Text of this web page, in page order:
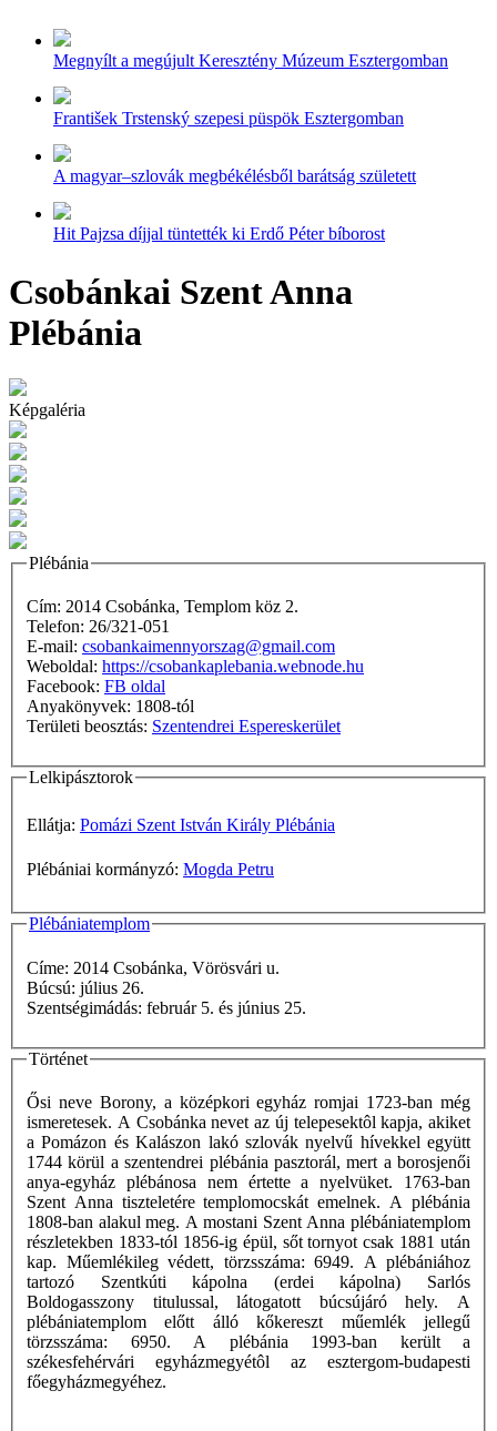
Megnyílt a megújult Keresztény Múzeum Esztergomban
František Trstenský szepesi püspök Esztergomban
A magyar–szlovák megbékélésből barátság született
Hit Pajzsa díjjal tüntették ki Erdő Péter bíborost
Csobánkai Szent Anna
Plébánia
Képgaléria
Plébánia
Cím: 2014 Csobánka, Templom köz 2.
Telefon: 26/321-051
E-mail: csobankaimennyorszag@gmail.com
Weboldal: https://csobankaplebania.webnode.hu
Facebook: FB oldal
Anyakönyvek: 1808-tól
Területi beosztás: Szentendrei Espereskerület
Lelkipásztorok
Ellátja: Pomázi Szent István Király Plébánia
Plébániai kormányzó: Mogda Petru
Plébániatemplom
Címe: 2014 Csobánka, Vörösvári u.
Búcsú: július 26.
Szentségimádás: február 5. és június 25.
Történet
Ősi neve Borony, a középkori egyház romjai 1723-ban még
ismeretesek. A Csobánka nevet az új telepesektôl kapja, akiket
a Pomázon és Kalászon lakó szlovák nyelvű hívekkel együtt
1744 körül a szentendrei plébánia pasztorál, mert a borosjenői
anya-egyház plébánosa nem értette a nyelvüket. 1763-ban
Szent Anna tiszteletére templomocskát emelnek. A plébánia
1808-ban alakul meg. A mostani Szent Anna plébániatemplom
részletekben 1833-tól 1856-ig épül, sőt tornyot csak 1881 után
kap. Műemlékileg védett, törzsszáma: 6949. A plébániához
tartozó Szentkúti kápolna (erdei kápolna) Sarlós
Boldogasszony titulussal, látogatott búcsújáró hely. A
plébániatemplom előtt álló kőkereszt műemlék jellegű
törzsszáma: 6950. A plébánia 1993-ban került a
székesfehérvári egyházmegyétôl az esztergom-budapesti
főegyházmegyéhez.